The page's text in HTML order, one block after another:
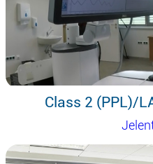
Class 2 (PPL)/